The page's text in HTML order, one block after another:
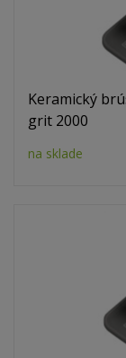
Keramický
grit 2000
na sklade